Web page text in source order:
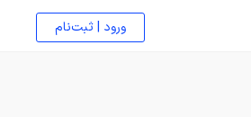
ورود | ثبت‌نام